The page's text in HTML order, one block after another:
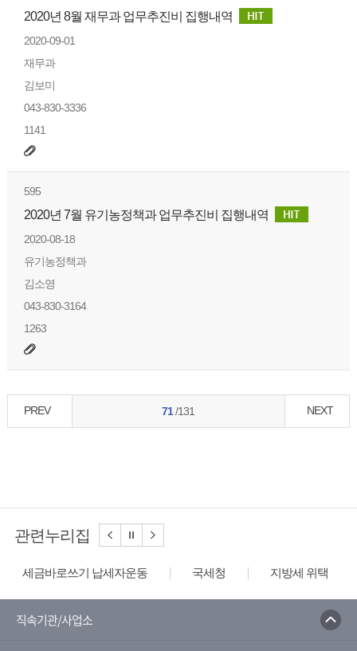
2020년 8월 재무과 업무추진비 집행내역
2020-09-01
재무과
김보미
043-830-3336
1141
595
2020년 7월 유기농정책과 업무추진비 집행내역
2020-08-18
유기농정책과
김소영
043-830-3164
1263
PREV 71/131 NEXT
관련누리집
세금바로쓰기 납세자운동 국세청 지방세 위택스
직속기관/사업소